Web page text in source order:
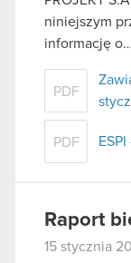
niniejszym
informację o…
PDF
PDF
Raport
15 stycznia